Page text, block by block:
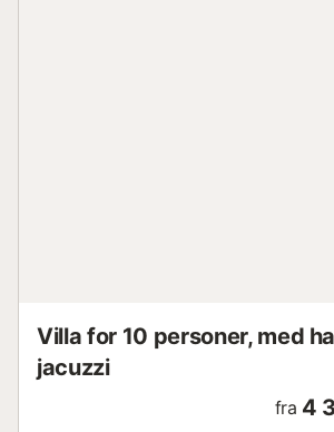
Villa for 10 personer, med
jacuzzi
fra 4